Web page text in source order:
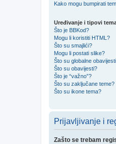
Kako mogu bumpirati
Uređivanje i tipovi
Što je BBKod?
Mogu li koristiti HTML?
Što su smajlići?
Mogu li postati slike?
Što su globalne
Što su obavijesti?
Što je “važno”?
Što su zaključane teme?
Što su ikone tema?
Prijavljivanje i
Zašto se trebam